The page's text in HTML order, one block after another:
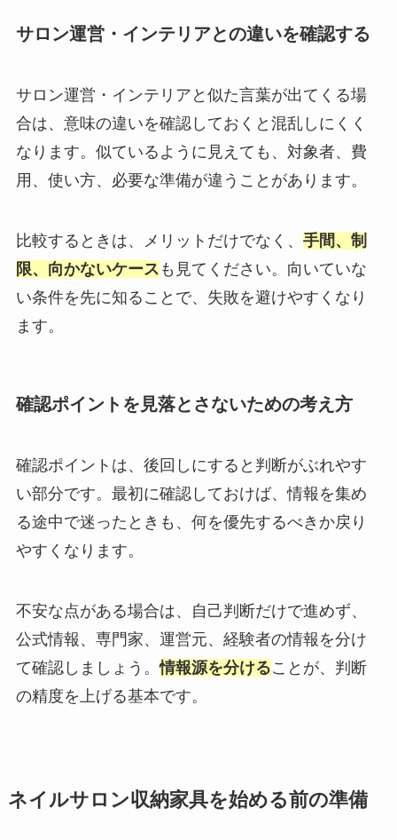
サロン運営・インテリアとの違いを確認する
サロン運営・インテリアと似た言葉が出てくる場
合は、意味の違いを確認しておくと混乱しにくく
なります。似ているように見えても、対象者、費
用、使い方、必要な準備が違うことがあります。
比較するときは、メリットだけでなく、 手間、制
限、向かないケース も見てください。向いていな
い条件を先に知ることで、失敗を避けやすくなり
ます。
確認ポイントを見落とさないための考え方
確認ポイントは、後回しにすると判断がぶれやす
い部分です。最初に確認しておけば、情報を集め
る途中で迷ったときも、何を優先するべきか戻り
やすくなります。
不安な点がある場合は、自己判断だけで進めず、
公式情報、専門家、運営元、経験者の情報を分け
て確認しましょう。情報源を分けることが、判断
の精度を上げる基本です。
ネイルサロン収納家具を始める前の準備